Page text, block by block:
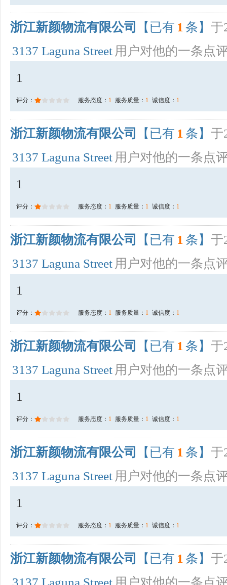
浙江新颜物流有限公司 【已有 1 条】 于
3137 Laguna Street 用户对他的一条点
1
评分： 服务态度： 1 服务质量： 1 诚信度： 1
浙江新颜物流有限公司 【已有 1 条】 于
3137 Laguna Street 用户对他的一条点
1
评分： 服务态度： 1 服务质量： 1 诚信度： 1
浙江新颜物流有限公司 【已有 1 条】 于
3137 Laguna Street 用户对他的一条点
1
评分： 服务态度： 1 服务质量： 1 诚信度： 1
浙江新颜物流有限公司 【已有 1 条】 于
3137 Laguna Street 用户对他的一条点
1
评分： 服务态度： 1 服务质量： 1 诚信度： 1
浙江新颜物流有限公司 【已有 1 条】 于
3137 Laguna Street 用户对他的一条点
1
评分： 服务态度： 1 服务质量： 1 诚信度： 1
浙江新颜物流有限公司 【已有 1 条】 于
3137 Laguna Street 用户对他的一条点